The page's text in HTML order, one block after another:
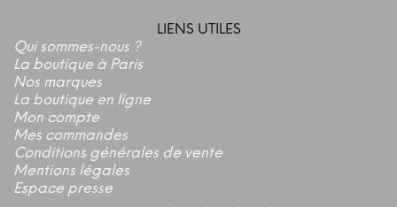
LIENS UTILES
Qui sommes-nous ?
La boutique à Paris
Nos marques
La boutique en ligne
Mon compte
Mes commandes
Conditions générales de vente
Mentions légales
Espace presse